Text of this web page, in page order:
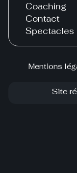
Coaching
Contact
Spectacles
Mentions
Site